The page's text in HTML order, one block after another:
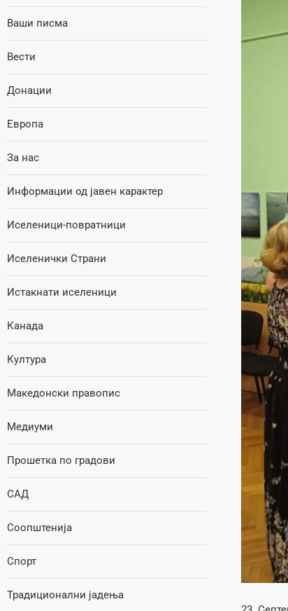
Ваши писма
Вести
Донации
Европа
За нас
Информации од јавен карактер
Иселеници-повратници
Иселенички Страни
Истакнати иселеници
Канада
Култура
Македонски правопис
Медиуми
Прошетка по градови
САД
Соопштенија
Спорт
Традиционални јадења